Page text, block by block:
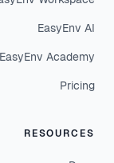
EasyEnv AI
EasyEnv Academy
Pricing
RESOURCES